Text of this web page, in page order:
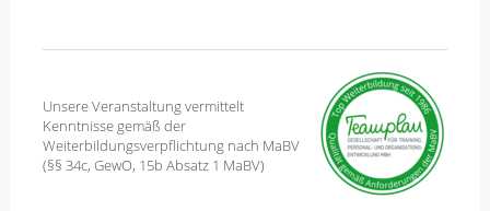
Unsere Veranstaltung vermittelt
Kenntnisse gemäß der
Weiterbildungsverpflichtung nach MaBV
(§§ 34c, GewO, 15b Absatz 1 MaBV)